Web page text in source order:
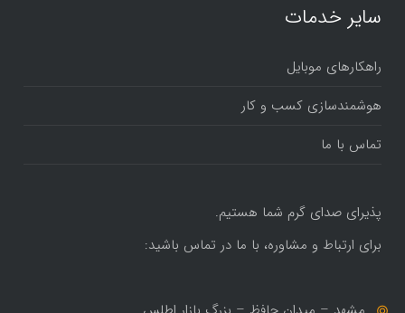
سایر خدمات
راهکارهای موبایل
هوشمندسازی کسب و کار
تماس با ما
پذیرای صدای گرم شما هستیم.
برای ارتباط و مشاوره، با ما در تماس باشید: